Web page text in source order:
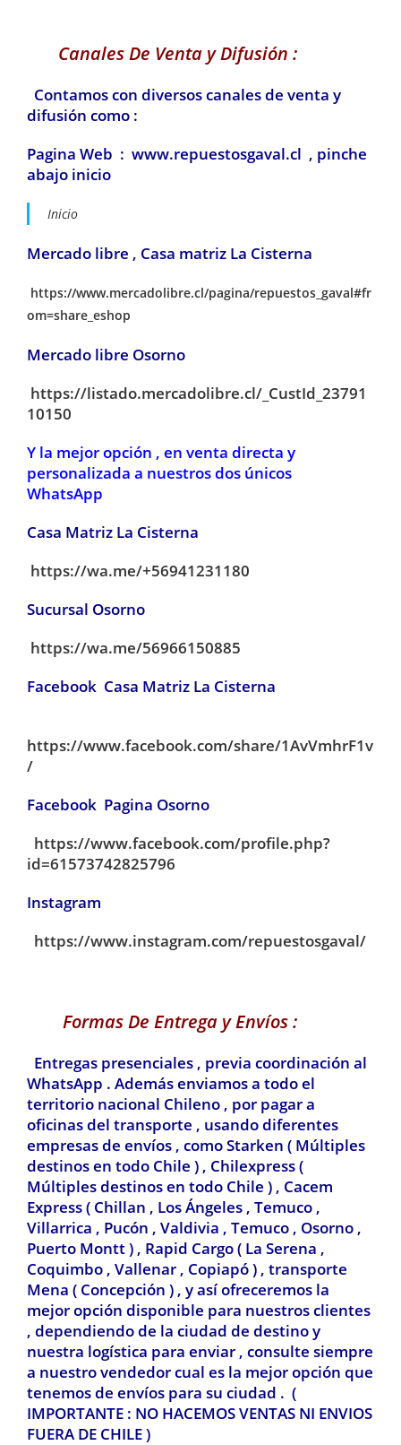
Canales De Venta y Difusión :
Contamos con diversos canales de venta y
difusión como :
Pagina Web : www.repuestosgaval.cl , pinche
abajo inicio
Inicio
Mercado libre , Casa matriz La Cisterna
https://www.mercadolibre.cl/pagina/repuestos_gaval#fr
om=share_eshop
Mercado libre Osorno
https://listado.mercadolibre.cl/_CustId_23791
10150
Y la mejor opción , en venta directa y
personalizada a nuestros dos únicos
WhatsApp
Casa Matriz La Cisterna
https://wa.me/+56941231180
Sucursal Osorno
https://wa.me/56966150885
Facebook Casa Matriz La Cisterna
https://www.facebook.com/share/1AvVmhrF1v
/
Facebook Pagina Osorno
https://www.facebook.com/profile.php?
id=61573742825796
Instagram
https://www.instagram.com/repuestosgaval/
Formas De Entrega y Envíos :
Entregas presenciales , previa coordinación al
WhatsApp . Además enviamos a todo el
territorio nacional Chileno , por pagar a
oficinas del transporte , usando diferentes
empresas de envíos , como Starken ( Múltiples
destinos en todo Chile ) , Chilexpress(
Múltiples destinos en todo Chile ) , Cacem
Express ( Chillan , Los Ángeles , Temuco ,
Villarrica , Pucón , Valdivia , Temuco , Osorno ,
Puerto Montt ) , Rapid Cargo ( La Serena ,
Coquimbo , Vallenar , Copiapó ) , transporte
Mena ( Concepción ) , y así ofreceremos la
mejor opción disponible para nuestros clientes
, dependiendo de la ciudad de destino y
nuestra logística para enviar , consulte siempre
a nuestro vendedor cual es la mejor opción que
tenemos de envíos para su ciudad . (
IMPORTANTE : NO HACEMOS VENTAS NI ENVIOS
FUERA DE CHILE )